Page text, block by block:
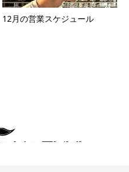
12月の営業スケジュール